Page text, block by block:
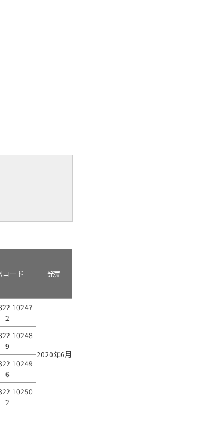
コード 発売
10247
2
2020年6月
10248
9
10249
6
10250
2